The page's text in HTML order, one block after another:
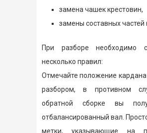
замена чашек крестовин,
замены составных частей
При разборе необходимо
несколько правил:
Отмечайте положение кардана
разбором, в противном
обратной сборке вы
отбалансированный вал.
метки, указывающие на